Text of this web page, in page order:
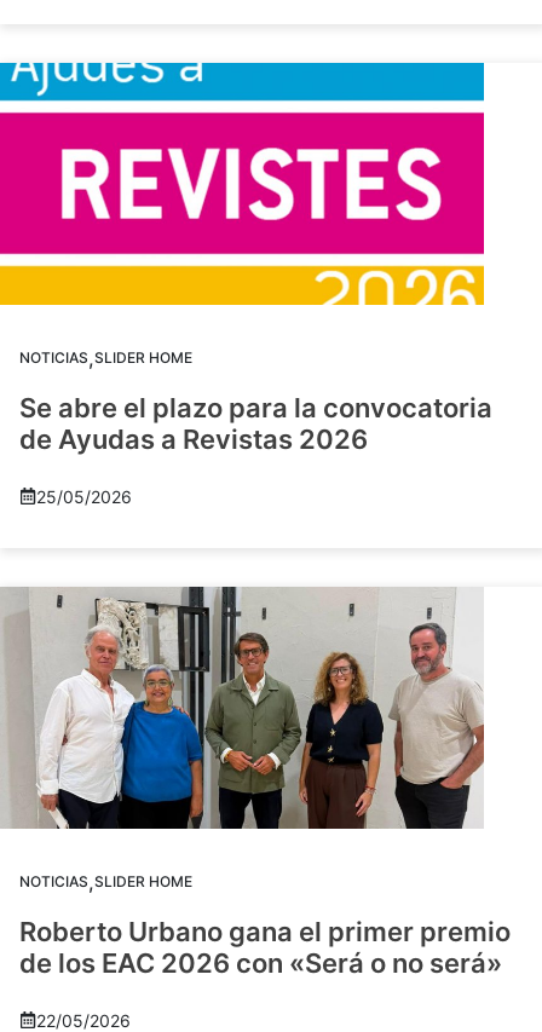
NOTICIAS,SLIDER HOME
Se abre el plazo para la convocatoria
de Ayudas a Revistas 2026
25/05/2026
NOTICIAS,SLIDER HOME
Roberto Urbano gana el primer premio
de los EAC 2026 con «Será o no será»
22/05/2026